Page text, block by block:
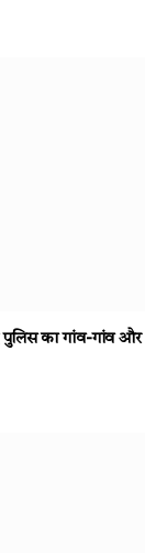
पुलिस का गांव-गांव और